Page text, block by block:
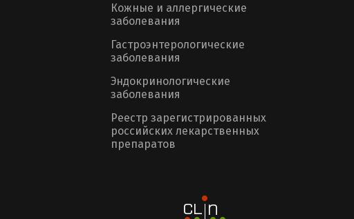
Кожные и аллергические
заболевания
Гастроэнтерологические
заболевания
Эндокринологические
заболевания
Реестр зарегистрированных
российских лекарственных
препаратов